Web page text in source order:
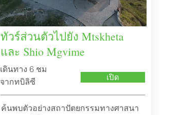
ทัวร์ส่วนตัวไปยัง Mtskheta
และ Shio Mgvime
เดินทาง 6 ชม
จากทบิลิซี เปิด
ค้นพบตัวอย่างสถาปัตยกรรมทางศาสนา